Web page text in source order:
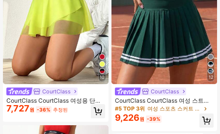
10
CourtClass
CourtClass CourtClass 여성용 단색
하이 웨이스트 캐주얼 다용도 데일리
야외 스포츠 스커트
7,727원 -36% 추정된
12
CourtClass
CourtClass CourtClass 여성 스트라
이프 그린 테니스 플리츠 미니 스커트
#5 TOP 3위 여성 스포츠 스커트 & 스코트
9,226원 -39%